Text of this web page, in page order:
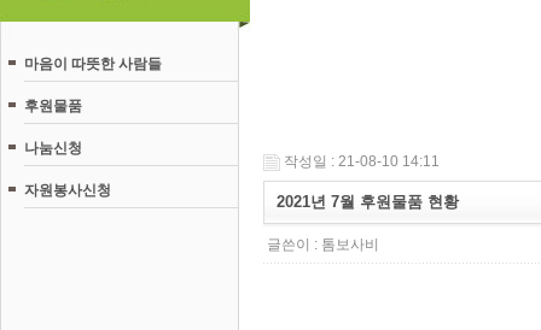
마음이 따뜻한 사람들
후원물품
나눔신청
자원봉사신청
작성일 : 21-08-10 14:11
2021년 7월 후원물품 현황
글쓴이 : 톰보사비